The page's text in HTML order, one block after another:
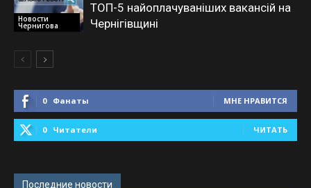
Новости
Чернигова
ТОП-5 найоплачуваніших вакансій на
Чернігівщині
0 Фанаты МНЕ НРАВИТСЯ
0 Читатели ЧИТАТЬ
Последние новости